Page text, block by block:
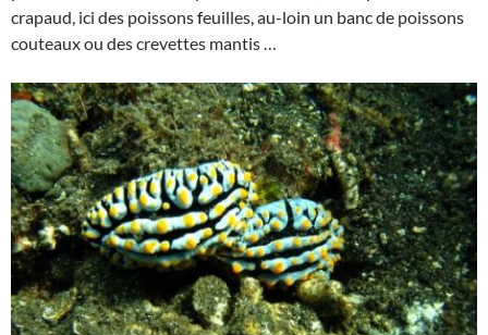
crapaud, ici des poissons feuilles, au-loin un banc de poissons
couteaux ou des crevettes mantis …